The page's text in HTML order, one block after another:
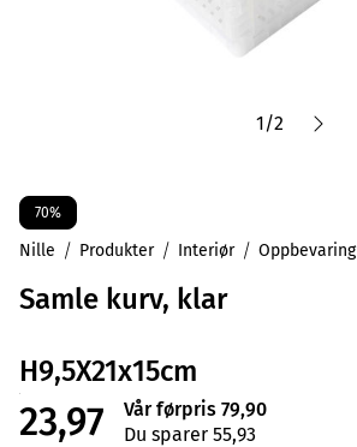
1/2
70%
Nille Produkter Interiør Oppbevaring
Samle kurv, klar
H9,5X21x15cm
23,97
Vår førpris 79,90
Du sparer 55,93